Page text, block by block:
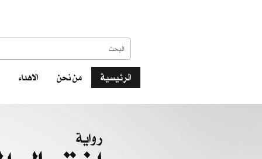
الرئيسية من نحن الاهداء
رواية